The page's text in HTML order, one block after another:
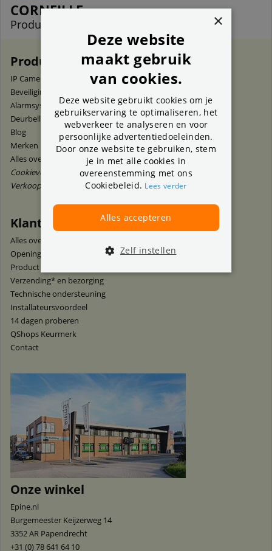
CORNEILLE
Productspecialist
Producten en advies
IP Camera's
Top 10 IP camera's
Beveiligingscamera sets
Alarmsystemen
Top 5 alarmsystemen
Deurbellen
Installatieservice
Blog
Home8
Merken
Acties
Alles over IP-camera's
Alles over camerasets
Cookieverklaring
Privacyverklaring
Verkoopvoorwaarden
Klantenservice
Alles over onze service
Openingstijden winkel
Product retourneren
Verzending* en bezorging
Technische ondersteuning
Installateursvoordeel
14 dagen proberen
QShops Keurmerk
Contact
Onze winkel
Epine.nl
Burgemeester Keijzerweg 14
3352 AR Papendrecht
+31 (0) 78 641 64 10
×
Deze website
maakt gebruik
van cookies.
Deze website gebruikt cookies om je
gebruikservaring te optimaliseren, het
webverkeer te analyseren en voor
persoonlijke advertentiedoeleinden.
Door onze website te gebruiken, stem
je in met alle cookies in
overeenstemming met ons
Cookiebeleid. Lees verder
Alles accepteren
Zelf instellen